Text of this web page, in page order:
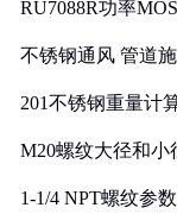
RU7088R功率
不锈钢通风 管道
201不锈钢重量计
M20螺纹大径和小
1-1/4 NPT螺纹参